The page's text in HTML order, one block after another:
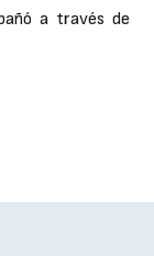
a través de